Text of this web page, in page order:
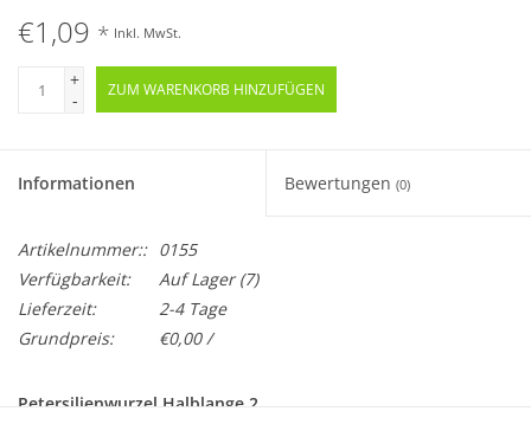
€1,09 * Inkl. MwSt.
+
-
ZUM WARENKORB HINZUFÜGEN
Informationen Bewertungen (0)
Artikelnummer:: 0155
Verfügbarkeit:
Auf Lager(7)
Lieferzeit:
2-4 Tage
Grundpreis:
€0,00 /
Petersilienwurzel Halblange 2